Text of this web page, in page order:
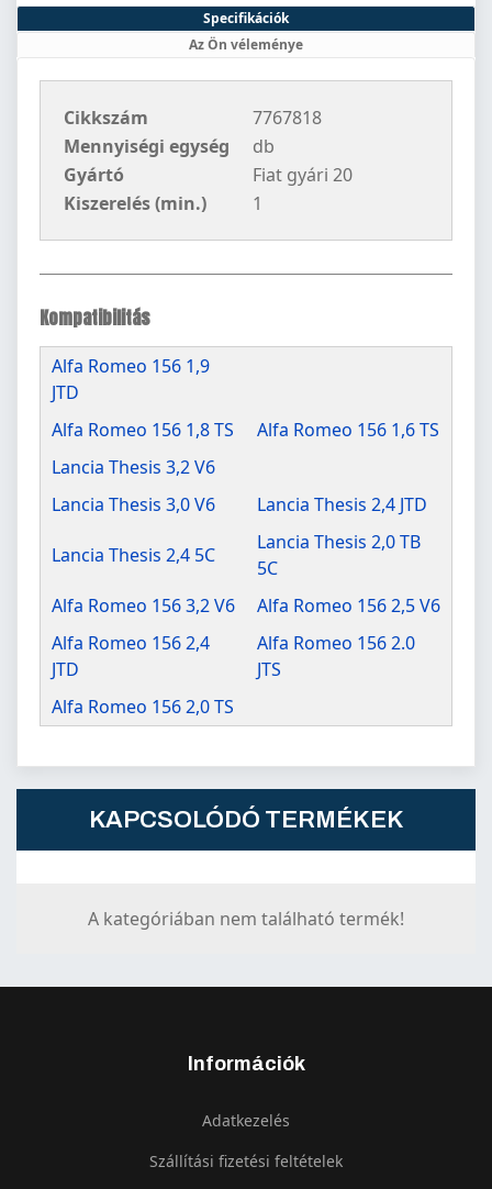
Specifikációk
Az Ön véleménye
Cikkszám
7767818
Mennyiségi egység
db
Gyártó
Fiat gyári 20
Kiszerelés (min.)
1
Kompatibilitás
Alfa Romeo 156 1,9
JTD
Alfa Romeo 156 1,8 TS
Alfa Romeo 156 1,6 TS
Lancia Thesis 3,2 V6
Lancia Thesis 3,0 V6
Lancia Thesis 2,4 JTD
Lancia Thesis 2,4 5C
Lancia Thesis 2,0 TB
5C
Alfa Romeo 156 3,2 V6
Alfa Romeo 156 2,5 V6
Alfa Romeo 156 2,4
JTD
Alfa Romeo 156 2.0
JTS
Alfa Romeo 156 2,0 TS
KAPCSOLÓDÓ TERMÉKEK
A kategóriában nem található termék!
Információk
Adatkezelés
Szállítási fizetési feltételek